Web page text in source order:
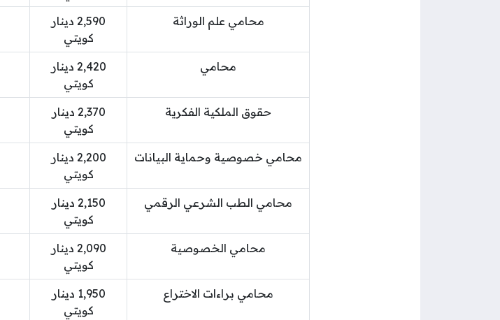
محامي علم الوراثة
2,590 دينار
كويتي
محامي
2,420 دينار
كويتي
حقوق الملكية الفكرية
2,370 دينار
كويتي
محامي خصوصية وحماية البيانات
2,200 دينار
كويتي
محامي الطب الشرعي الرقمي
2,150 دينار
كويتي
محامي الخصوصية
2,090 دينار
كويتي
محامي براءات الاختراع
1,950 دينار
كويتي